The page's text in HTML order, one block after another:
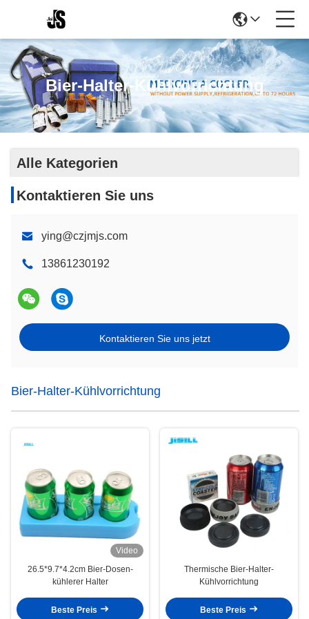
Bier-Halter-Kühlvorrichtung
Alle Kategorien
Kontaktieren Sie uns
ying@czjmjs.com
13861230192
Kontaktieren Sie uns jetzt
Bier-Halter-Kühlvorrichtung
Video
26.5*9.7*4.2cm Bier-Dosen-
kühlerer Halter
Beste Preis
Thermische Bier-Halter-
Kühlvorrichtung
Beste Preis